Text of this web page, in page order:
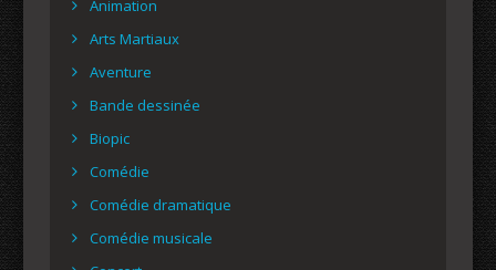
Animation
Arts Martiaux
Aventure
Bande dessinée
Biopic
Comédie
Comédie dramatique
Comédie musicale